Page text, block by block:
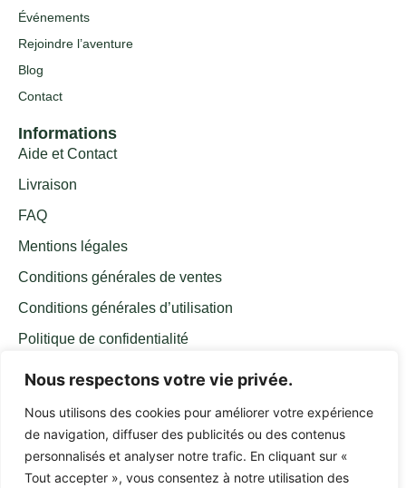
Nous respectons votre vie privée.
Nous utilisons des cookies pour améliorer votre expérience
de navigation, diffuser des publicités ou des contenus
personnalisés et analyser notre trafic. En cliquant sur «
Tout accepter », vous consentez à notre utilisation des
Événements
Rejoindre l’aventure
Blog
Contact
Informations
Aide et Contact
Livraison
FAQ
Mentions légales
Conditions générales de ventes
Conditions générales d’utilisation
Politique de confidentialité
Inscrivez-vous à notre newsletter
Tenez-vous informé(e) de l’actualité et des événements de Maison
Thé Tip Top en vous abonnant à notre newsletter